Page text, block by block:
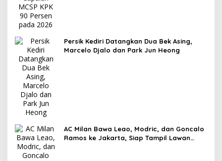
Persik Kediri Datangkan Dua Bek Asing,
Marcelo Djalo dan Park Jun Heong
AC Milan Bawa Leao, Modric, dan Goncalo
Ramos ke Jakarta, Siap Tampil Lawan